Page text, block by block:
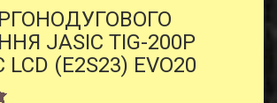
JASIC TIG-200P
LCD (E2S23) EVO20